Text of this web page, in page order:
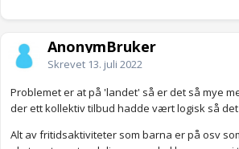
AnonymBruker
Skrevet 13. juli 2022
Problemet er at på 'landet' så er det så mye
der ett kollektiv tilbud hadde vært logisk så
Alt av fritidsaktiviteter som barna er på osv